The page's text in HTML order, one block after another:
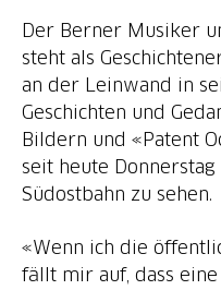
Der Berner Musiker
steht als
an der Leinwand in
Geschichten und
Bildern und «Patent
seit heute
Südostbahn zu sehen.
«Wenn ich die
fällt mir auf, dass